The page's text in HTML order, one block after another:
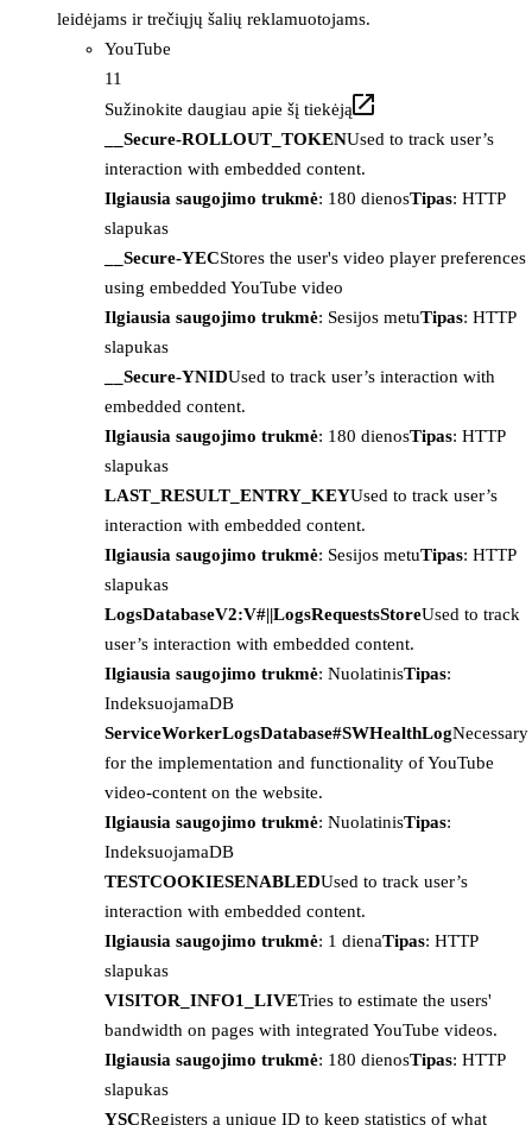
leidėjams ir trečiųjų šalių reklamuotojams.
YouTube
11
Sužinokite daugiau apie šį tiekėją
__Secure-ROLLOUT_TOKENUsed to track user’s
interaction with embedded content.
Ilgiausia saugojimo trukmė: 180 dienosTipas: HTTP
slapukas
__Secure-YECStores the user's video player preferences
using embedded YouTube video
Ilgiausia saugojimo trukmė: Sesijos metuTipas: HTTP
slapukas
__Secure-YNIDUsed to track user’s interaction with
embedded content.
Ilgiausia saugojimo trukmė: 180 dienosTipas: HTTP
slapukas
LAST_RESULT_ENTRY_KEYUsed to track user’s
interaction with embedded content.
Ilgiausia saugojimo trukmė: Sesijos metuTipas: HTTP
slapukas
LogsDatabaseV2:V#||LogsRequestsStoreUsed to track
user’s interaction with embedded content.
Ilgiausia saugojimo trukmė: NuolatinisTipas:
IndeksuojamaDB
ServiceWorkerLogsDatabase#SWHealthLogNecessary
for the implementation and functionality of YouTube
video-content on the website.
Ilgiausia saugojimo trukmė: NuolatinisTipas:
IndeksuojamaDB
TESTCOOKIESENABLEDUsed to track user’s
interaction with embedded content.
Ilgiausia saugojimo trukmė: 1 dienaTipas: HTTP
slapukas
VISITOR_INFO1_LIVETries to estimate the users'
bandwidth on pages with integrated YouTube videos.
Ilgiausia saugojimo trukmė: 180 dienosTipas: HTTP
slapukas
YSCRegisters a unique ID to keep statistics of what